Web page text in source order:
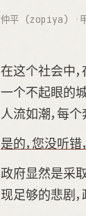
仲平 (zopiya)
在这个社会中，
一个不起眼的
人流如潮，每
是的，您没听错
政府显然是采
现足够的悲剧